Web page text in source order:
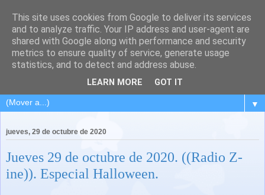
▼
jueves, 29 de octubre de 2020
Jueves 29 de octubre de 2020. ((Radio Z-
ine)). Especial Halloween.
This site uses cookies from Google to deliver its services
and to analyze traffic. Your IP address and user-agent are
shared with Google along with performance and security
metrics to ensure quality of service, generate usage
statistics, and to detect and address abuse.
LEARN MORE GOT IT